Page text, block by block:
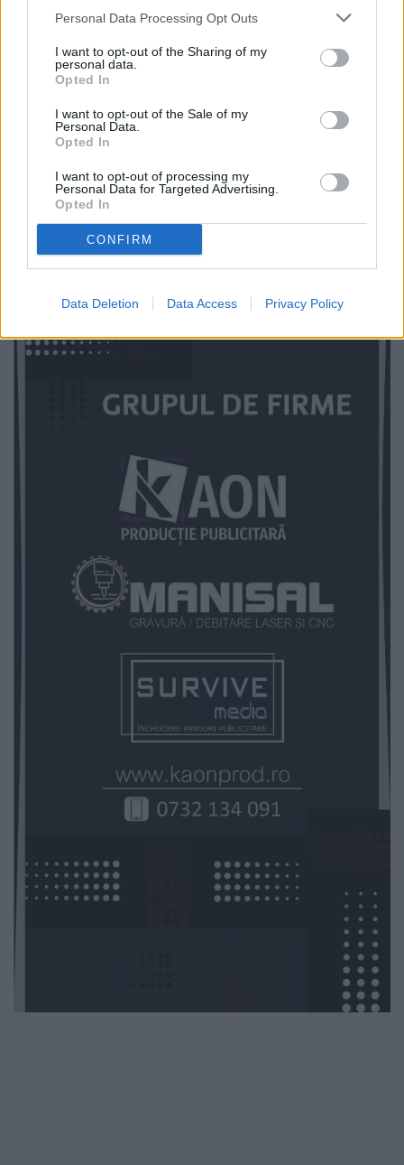
Personal Data Processing Opt Outs
I want to opt-out of the Sharing of my
personal data.
Opted In
I want to opt-out of the Sale of my
Personal Data.
Opted In
I want to opt-out of processing my
Personal Data for Targeted Advertising.
Opted In
CONFIRM
Data Deletion Data Access Privacy Policy